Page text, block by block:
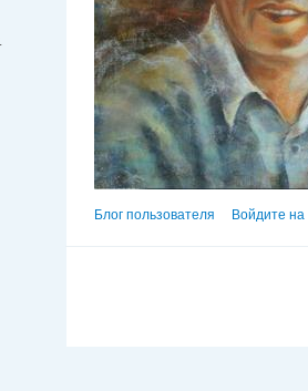
Блог пользователя Войдите на